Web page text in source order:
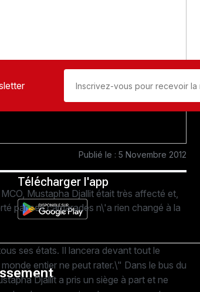
Publié le : 5 Novembre 2012
Mustapha Djallit était très affecté et,
par ses camarades n\'a rien changé à la
ses états. Il lancera devant tout le
entier ne peut rater.\" Dans le bus du
Djallit a pris un siège à part et ne
Télécharger l'app